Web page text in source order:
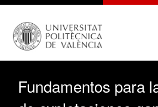
Fundamentos para